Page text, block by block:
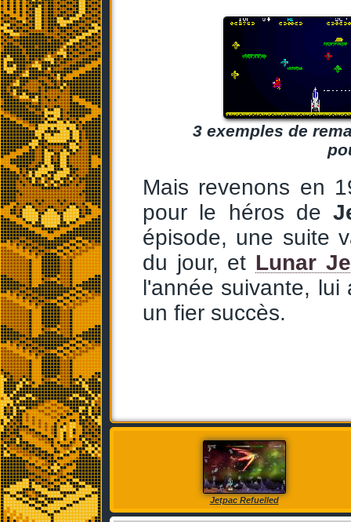
3 exemples de
Mais revenons en
pour le héros de
épisode, une suite
du jour, et Lunar
l'année suivante,
un fier succès.
Jetpac Refuelled